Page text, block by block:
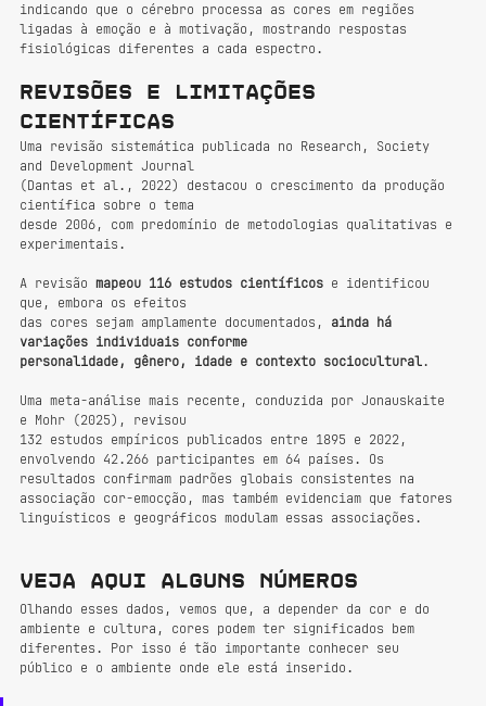
indicando que o cérebro processa as cores em regiões
ligadas à emoção e à motivação, mostrando respostas
fisiológicas diferentes a cada espectro.
Revisões e limitações
científicas
Uma revisão sistemática publicada no Research, Society
and Development Journal
(Dantas et al., 2022) destacou o crescimento da produção
científica sobre o tema
desde 2006, com predomínio de metodologias qualitativas e
experimentais.
A revisão mapeou 116 estudos científicos e identificou
que, embora os efeitos
das cores sejam amplamente documentados, ainda há
variações individuais conforme
personalidade, gênero, idade e contexto sociocultural.
Uma meta-análise mais recente, conduzida por Jonauskaite
e Mohr (2025), revisou
132 estudos empíricos publicados entre 1895 e 2022,
envolvendo 42.266 participantes em 64 países. Os
resultados confirmam padrões globais consistentes na
associação cor-emocção, mas também evidenciam que fatores
linguísticos e geográficos modulam essas associações.
Veja aqui alguns números
Olhando esses dados, vemos que, a depender da cor e do
ambiente e cultura, cores podem ter significados bem
diferentes. Por isso é tão importante conhecer seu
público e o ambiente onde ele está inserido.